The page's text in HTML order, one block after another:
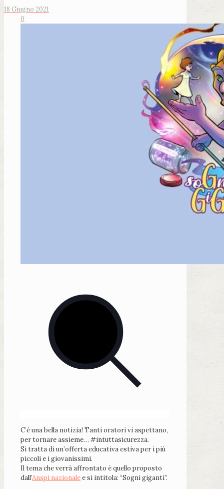
18 Giugno 2021
0
C’è una bella notizia! Tanti oratori vi aspettano,
per tornare assieme… #intuttasicurezza.
Si tratta di un’offerta educativa estiva per i più
piccoli e i giovanissimi.
Il tema che verrà affrontato è quello proposto
dall’Anspi nazionalee si intitola: “Sogni giganti”.